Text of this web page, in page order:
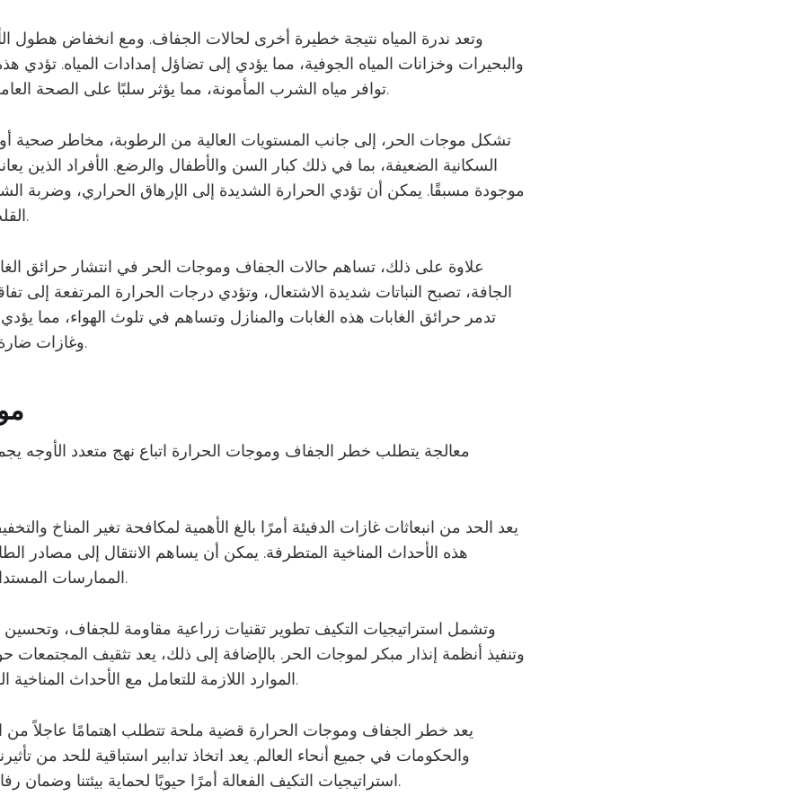
وتعد ندرة المياه نتيجة خطيرة أخرى لحالات الجفاف. ومع انخفاض هطول
والبحيرات وخزانات المياه الجوفية، مما يؤدي إلى تضاؤل ​​إمدادات المياه. تؤدي
توافر مياه الشرب المأمونة، مما يؤثر سلبًا على الصحة العامة والصرف الصحي.
تشكل موجات الحر، إلى جانب المستويات العالية من الرطوبة، مخاطر صحية أو
السكانية الضعيفة، بما في ذلك كبار السن والأطفال والرضع. الأفراد الذين
موجودة مسبقًا. يمكن أن تؤدي الحرارة الشديدة إلى الإرهاق الحراري،
القلب والأوعية الدموية.
علاوة على ذلك، تساهم حالات الجفاف وموجات الحر في انتشار حرائق
الجافة، تصبح النباتات شديدة الاشتعال، وتؤدي درجات الحرارة المرتفعة إلى
تدمر حرائق الغابات هذه الغابات والمنازل وتساهم في تلوث الهواء، مما
وغازات ضارة في الغلاف الجوي.
معالجة يتطلب خطر الجفاف وموجات الحرارة اتباع نهج متعدد الأوجه
يعد الحد من انبعاثات غازات الدفيئة أمرًا بالغ الأهمية لمكافحة تغير المناخ
هذه الأحداث المناخية المتطرفة. يمكن أن يساهم الانتقال إلى مصادر
الممارسات المستدامة في هذه الجهود.
وتشمل استراتيجيات التكيف تطوير تقنيات زراعية مقاومة للجفاف، وتحسين
وتنفيذ أنظمة إنذار مبكر لموجات الحر. بالإضافة إلى ذلك، يعد تثقيف المجتمعات
الموارد اللازمة للتعامل مع الأحداث المناخية القاسية أمرًا ضروريًا.
يعد خطر الجفاف وموجات الحرارة قضية ملحة تتطلب اهتمامًا عاجلاً من
والحكومات في جميع أنحاء العالم. يعد اتخاذ تدابير استباقية للحد من
استراتيجيات التكيف الفعالة أمرًا حيويًا لحماية بيئتنا وضمان رفاهية الأجيال القادمة.